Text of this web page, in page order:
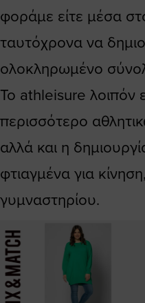
φοράμε είτε μέσα
ταυτόχρονα να
ολοκληρωμένο
Το athleisure λοιπόν
περισσότερο
αλλά και η
φτιαγμένα για
γυμναστηρίου.